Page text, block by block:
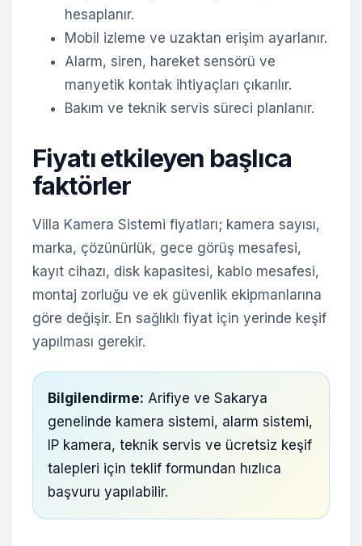
hesaplanır.
Mobil izleme ve uzaktan erişim ayarlanır.
Alarm, siren, hareket sensörü ve
manyetik kontak ihtiyaçları çıkarılır.
Bakım ve teknik servis süreci planlanır.
Fiyatı etkileyen başlıca
faktörler
Villa Kamera Sistemi fiyatları; kamera sayısı,
marka, çözünürlük, gece görüş mesafesi,
kayıt cihazı, disk kapasitesi, kablo mesafesi,
montaj zorluğu ve ek güvenlik ekipmanlarına
göre değişir. En sağlıklı fiyat için yerinde keşif
yapılması gerekir.
Bilgilendirme: Arifiye ve Sakarya
genelinde kamera sistemi, alarm sistemi,
IP kamera, teknik servis ve ücretsiz keşif
talepleri için teklif formundan hızlıca
başvuru yapılabilir.